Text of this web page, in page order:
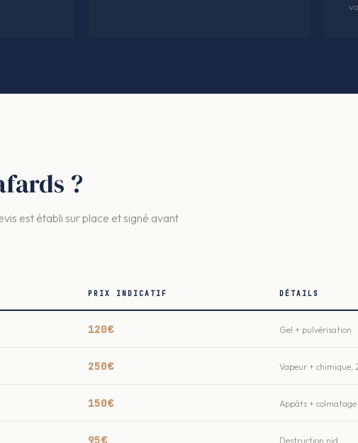
?
est établi sur place et signé avant
PRIX INDICATIF DÉTAILS
120€ Gel + pulvérisation
250€ Vapeur + chimique,
150€ Appâts + colmatage
95€ Destruction nid